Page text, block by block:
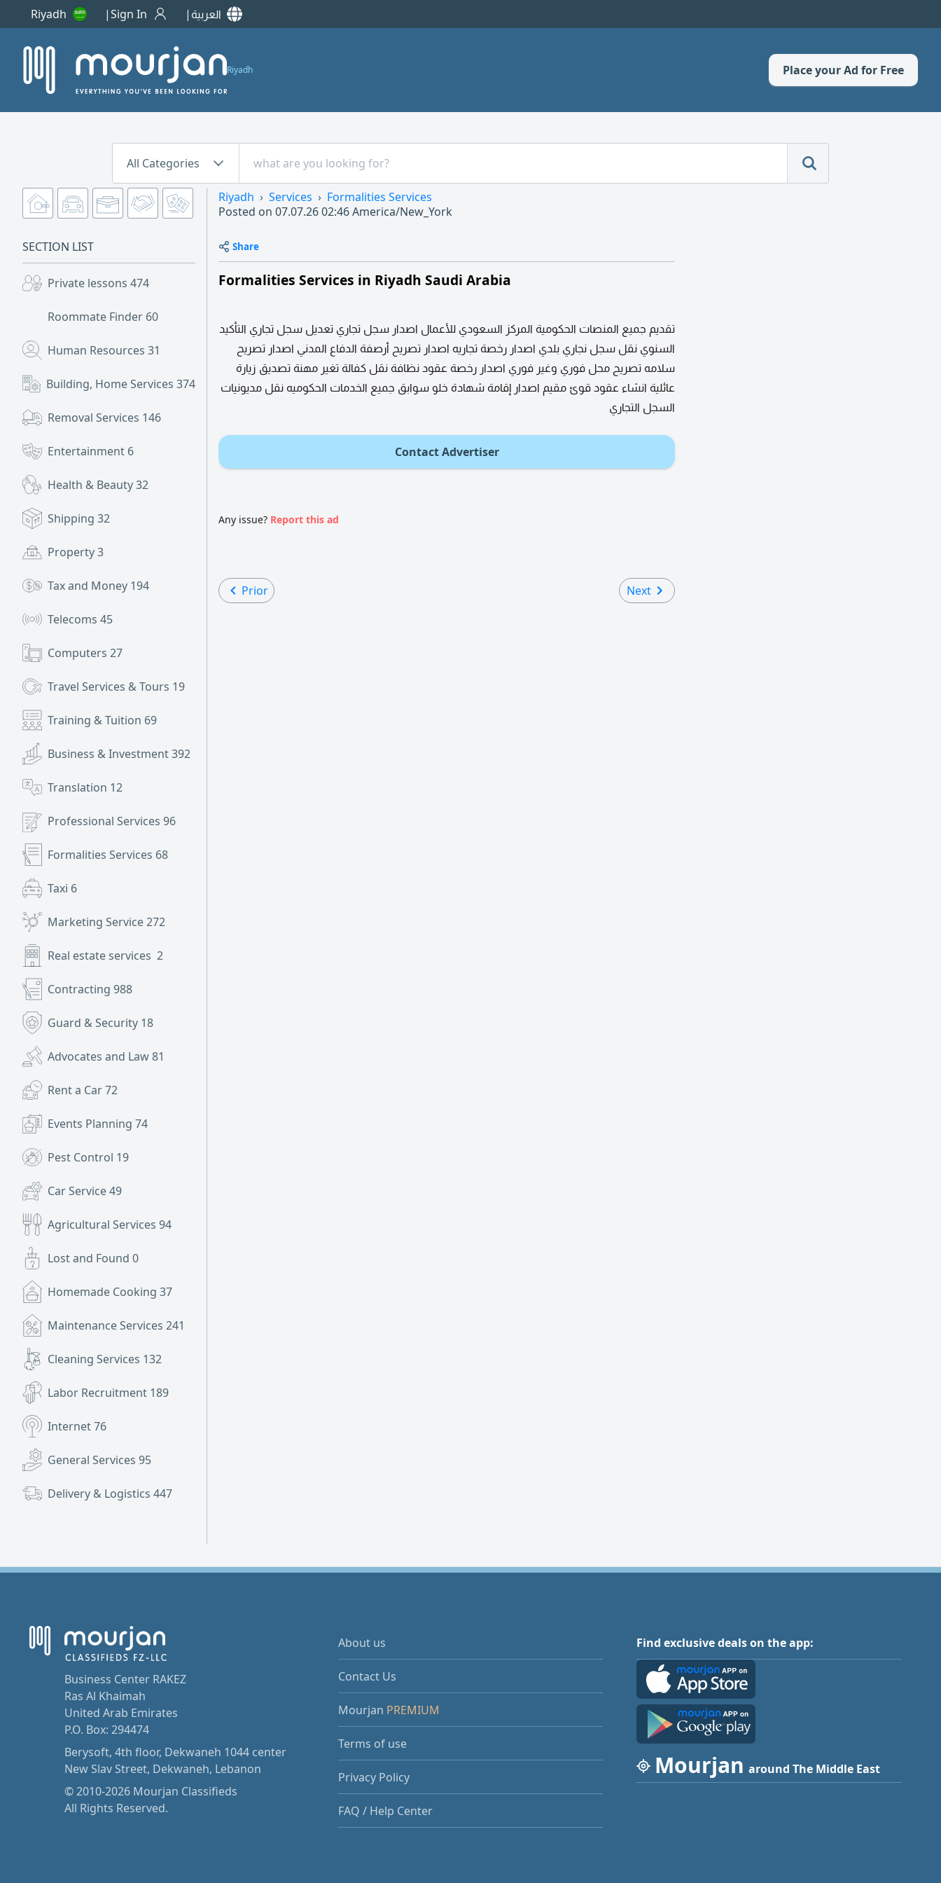
Riyadh Sign In العربية
Riyadh Place your Ad for Free
All Categories
SECTION LIST
Private lessons 474
Roommate Finder 60
Human Resources 31
Building, Home Services 374
Removal Services 146
Entertainment 6
Health & Beauty32
Shipping 32
Property3
Tax and Money 194
Telecoms 45
Computers 27
Travel Services & Tours 19
Training & Tuition 69
Business & Investment392
Translation 12
Professional Services 96
Formalities Services 68
Taxi 6
Marketing Service272
Real estate services 2
Contracting 988
Guard & Security 18
Advocates and Law81
Rent a Car72
Events Planning 74
Pest Control 19
Car Service49
Agricultural Services 94
Lost and Found 0
Homemade Cooking 37
Maintenance Services 241
Cleaning Services 132
Labor Recruitment 189
Internet76
General Services 95
Delivery & Logistics 447
Riyadh Services
Formalities Services
Posted on 07.07.26 02:46America/New_York
Share
Formalities Services in Riyadh Saudi Arabia
تقديم جميع المنصات الحكومية المركز السعودي للأعمال اصدار سجل تجاري تعديل سجل تجاري التأكيد
السنوي نقل سجل نجاري بلدي اصدار رخصة تجاريه اصدار تصريح أرصفة الدفاع المدني اصدار تصريح
سلامه تصريح محل فوري وغير فوري اصدار رخصة عقود نظافة نقل كفالة تغير مهنة تصديق زيارة
عائلية انشاء عقود قوئ مقيم اصدار إقامة شهادة خلو سوابق جميع الخدمات الحكوميه نقل مديونيات
السجل التجاري
Contact Advertiser
Any issue? Report this ad
Prior Next
Business Center RAKEZ
Ras Al Khaimah
United Arab Emirates
P.O. Box: 294474
Berysoft, 4th floor, Dekwaneh 1044 center
New Slav Street, Dekwaneh, Lebanon
© 2010-2026 Mourjan Classifieds
All Rights Reserved.
About us
Contact Us
Mourjan PREMIUM
Terms of use
Privacy Policy
FAQ / Help Center
Find exclusive deals on the app:
Mourjan around The Middle East